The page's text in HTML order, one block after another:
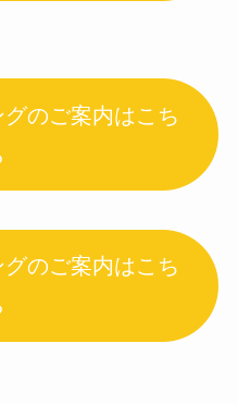
のご案内はこち
のご案内はこち